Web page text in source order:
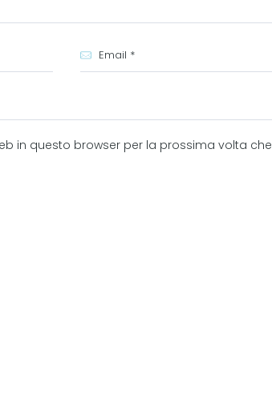
in questo browser per la prossima volta che